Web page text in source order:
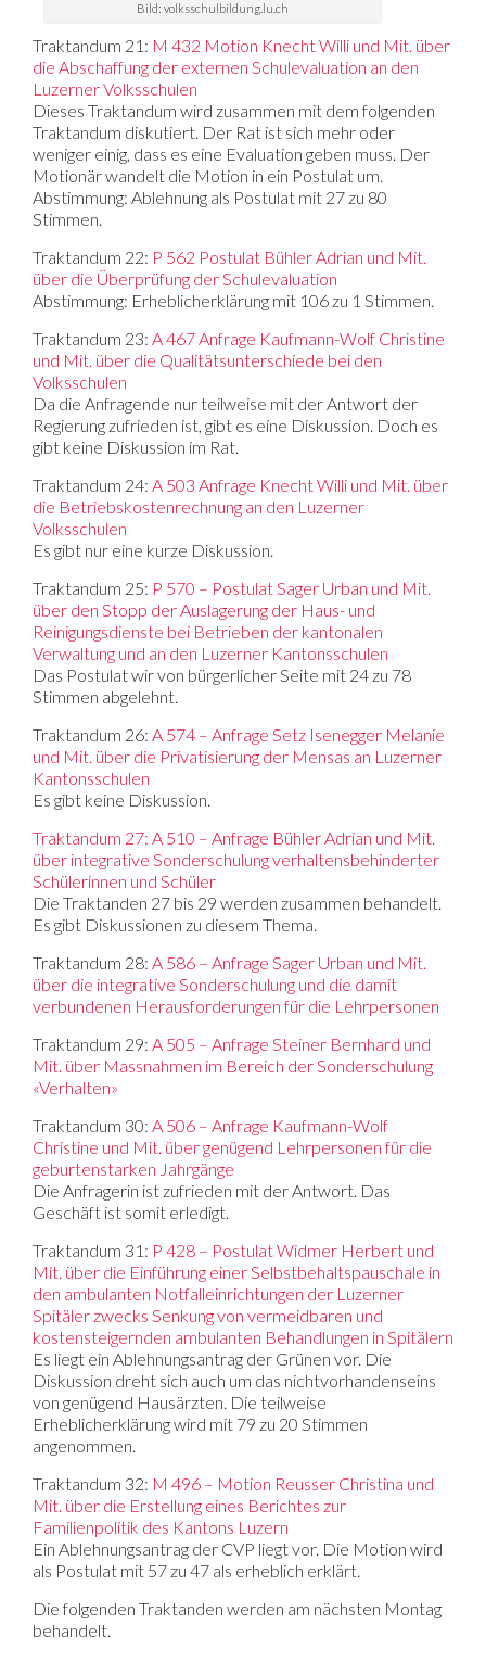
Bild: volksschulbildung.lu.ch
Traktandum 21: M 432 Motion Knecht Willi und Mit. über
die Abschaffung der externen Schulevaluation an den
Luzerner Volksschulen
Dieses Traktandum wird zusammen mit dem folgenden
Traktandum diskutiert. Der Rat ist sich mehr oder
weniger einig, dass es eine Evaluation geben muss. Der
Motionär wandelt die Motion in ein Postulat um.
Abstimmung: Ablehnung als Postulat mit 27 zu 80
Stimmen.
Traktandum 22: P 562 Postulat Bühler Adrian und Mit.
über die Überprüfung der Schulevaluation
Abstimmung: Erheblicherklärung mit 106 zu 1 Stimmen.
Traktandum 23: A 467 Anfrage Kaufmann-Wolf Christine
und Mit. über die Qualitätsunterschiede bei den
Volksschulen
Da die Anfragende nur teilweise mit der Antwort der
Regierung zufrieden ist, gibt es eine Diskussion. Doch es
gibt keine Diskussion im Rat.
Traktandum 24: A 503 Anfrage Knecht Willi und Mit. über
die Betriebskostenrechnung an den Luzerner
Volksschulen
Es gibt nur eine kurze Diskussion.
Traktandum 25: P 570 – Postulat Sager Urban und Mit.
über den Stopp der Auslagerung der Haus- und
Reinigungsdienste bei Betrieben der kantonalen
Verwaltung und an den Luzerner Kantonsschulen
Das Postulat wir von bürgerlicher Seite mit 24 zu 78
Stimmen abgelehnt.
Traktandum 26: A 574 – Anfrage Setz Isenegger Melanie
und Mit. über die Privatisierung der Mensas an Luzerner
Kantonsschulen
Es gibt keine Diskussion.
Traktandum 27: A 510 – Anfrage Bühler Adrian und Mit.
über integrative Sonderschulung verhaltensbehinderter
Schülerinnen und Schüler
Die Traktanden 27 bis 29 werden zusammen behandelt.
Es gibt Diskussionen zu diesem Thema.
Traktandum 28: A 586 – Anfrage Sager Urban und Mit.
über die integrative Sonderschulung und die damit
verbundenen Herausforderungen für die Lehrpersonen
Traktandum 29: A 505 – Anfrage Steiner Bernhard und
Mit. über Massnahmen im Bereich der Sonderschulung
«Verhalten»
Traktandum 30: A 506 – Anfrage Kaufmann-Wolf
Christine und Mit. über genügend Lehrpersonen für die
geburtenstarken Jahrgänge
Die Anfragerin ist zufrieden mit der Antwort. Das
Geschäft ist somit erledigt.
Traktandum 31: P 428 – Postulat Widmer Herbert und
Mit. über die Einführung einer Selbstbehaltspauschale in
den ambulanten Notfalleinrichtungen der Luzerner
Spitäler zwecks Senkung von vermeidbaren und
kostensteigernden ambulanten Behandlungen in Spitälern
Es liegt ein Ablehnungsantrag der Grünen vor. Die
Diskussion dreht sich auch um das nichtvorhandenseins
von genügend Hausärzten. Die teilweise
Erheblicherklärung wird mit 79 zu 20 Stimmen
angenommen.
Traktandum 32: M 496 – Motion Reusser Christina und
Mit. über die Erstellung eines Berichtes zur
Familienpolitik des Kantons Luzern
Ein Ablehnungsantrag der CVP liegt vor. Die Motion wird
als Postulat mit 57 zu 47 als erheblich erklärt.
Die folgenden Traktanden werden am nächsten Montag
behandelt.